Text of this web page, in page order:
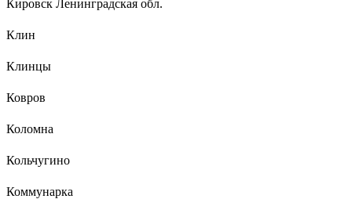
Кировск Ленинградская обл.
Клин
Клинцы
Ковров
Коломна
Кольчугино
Коммунарка